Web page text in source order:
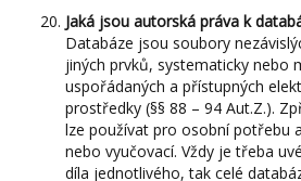
Jaká jsou autorská práva k
Databáze jsou soubory
jiných prvků, systematicky nebo
uspořádaných a přístupných
prostředky (§§ 88 – 94 Aut.Z.).
lze používat pro osobní potřebu
nebo vyučovací. Vždy je třeba
díla jednotlivého, tak celé